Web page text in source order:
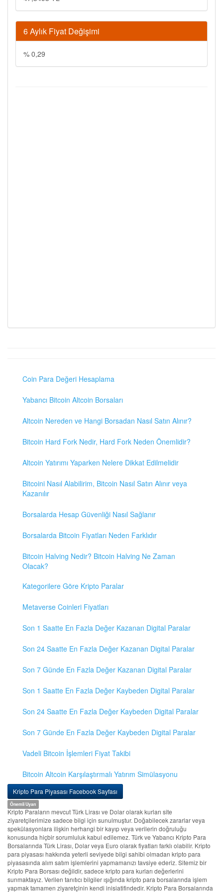
6 Aylık Fiyat Değişimi
% 0,29
Coin Para Değeri Hesaplama
Yabancı Bitcoin Altcoin Borsaları
Altcoin Nereden ve Hangi Borsadan Nasıl Satın Alınır?
Bitcoin Hard Fork Nedir, Hard Fork Neden Önemlidir?
Altcoin Yatırımı Yaparken Nelere Dikkat Edilmelidir
Bitcoini Nasıl Alabilirim, Bitcoin Nasıl Satın Alınır veya
Kazanılır
Borsalarda Hesap Güvenliği Nasıl Sağlanır
Borsalarda Bitcoin Fiyatları Neden Farklıdır
Bitcoin Halving Nedir? Bitcoin Halving Ne Zaman
Olacak?
Kategorilere Göre Kripto Paralar
Metaverse Coinleri Fiyatları
Son 1 Saatte En Fazla Değer Kazanan Digital Paralar
Son 24 Saatte En Fazla Değer Kazanan Digital Paralar
Son 7 Günde En Fazla Değer Kazanan Digital Paralar
Son 1 Saatte En Fazla Değer Kaybeden Digital Paralar
Son 24 Saatte En Fazla Değer Kaybeden Digital Paralar
Son 7 Günde En Fazla Değer Kaybeden Digital Paralar
Vadeli Bitcoin İşlemleri Fiyat Takibi
Bitcoin Altcoin Karşılaştırmalı Yatırım Simülasyonu
Kripto Para Piyasası Facebook Sayfası
Önemli Uyarı
Kripto Paraların mevcut Türk Lirası ve Dolar olarak kurları site
ziyaretçilerimize sadece bilgi için sunulmuştur. Doğabilecek zararlar veya
spekülasyonlara ilişkin herhangi bir kayıp veya verilerin doğruluğu
konusunda hiçbir sorumluluk kabul edilemez. Türk ve Yabancı Kripto Para
Borsalarında Türk Lirası, Dolar veya Euro olarak fiyatları farklı olabilir. Kripto
para piyasası hakkında yeterli seviyede bilgi sahibi olmadan kripto para
piyasasında alım satım işlemlerini yapmamanızı tavsiye ederiz. Sitemiz bir
Kripto Para Borsası değildir, sadece kripto para kurları değerlerini
sunmaktayız. Verilen tanıtıcı bilgiler ışığında kripto para borsalarında işlem
yapmak tamamen ziyaretçinin kendi inisiatifindedir. Kripto Para Borsalarında